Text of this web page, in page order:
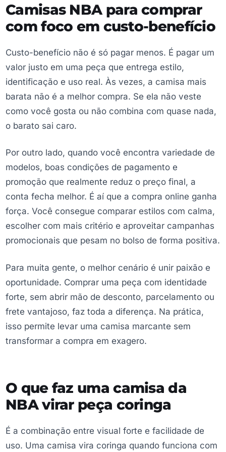
Camisas NBA para comprar
com foco em custo-benefício
Custo-benefício não é só pagar menos. É pagar um
valor justo em uma peça que entrega estilo,
identificação e uso real. Às vezes, a camisa mais
barata não é a melhor compra. Se ela não veste
como você gosta ou não combina com quase nada,
o barato sai caro.
Por outro lado, quando você encontra variedade de
modelos, boas condições de pagamento e
promoção que realmente reduz o preço final, a
conta fecha melhor. É aí que a compra online ganha
força. Você consegue comparar estilos com calma,
escolher com mais critério e aproveitar campanhas
promocionais que pesam no bolso de forma positiva.
Para muita gente, o melhor cenário é unir paixão e
oportunidade. Comprar uma peça com identidade
forte, sem abrir mão de desconto, parcelamento ou
frete vantajoso, faz toda a diferença. Na prática,
isso permite levar uma camisa marcante sem
transformar a compra em exagero.
O que faz uma camisa da
NBA virar peça coringa
É a combinação entre visual forte e facilidade de
uso. Uma camisa vira coringa quando funciona com